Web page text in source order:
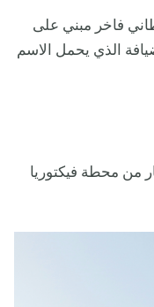
فاخر مبني على
الذي يحمل الاسم
من محطة فيكتوريا